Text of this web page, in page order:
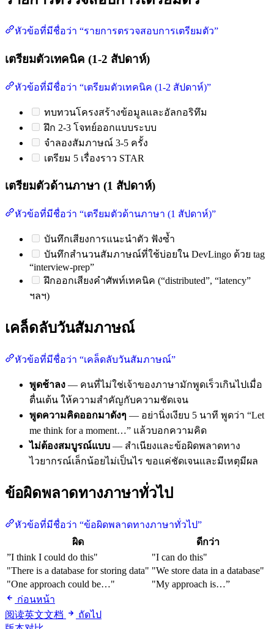
หัวข้อที่มีชื่อว่า “รายการตรวจสอบการเตรียมตัว”
เตรียมตัวเทคนิค (1-2 สัปดาห์)
หัวข้อที่มีชื่อว่า “เตรียมตัวเทคนิค (1-2 สัปดาห์)”
ทบทวนโครงสร้างข้อมูลและอัลกอริทึม
ฝึก 2-3 โจทย์ออกแบบระบบ
จำลองสัมภาษณ์ 3-5 ครั้ง
เตรียม 5 เรื่องราว STAR
เตรียมตัวด้านภาษา (1 สัปดาห์)
หัวข้อที่มีชื่อว่า “เตรียมตัวด้านภาษา (1 สัปดาห์)”
บันทึกเสียงการแนะนำตัว ฟังซ้ำ
บันทึกสำนวนสัมภาษณ์ที่ใช้บ่อยใน DevLingo ด้วย tag
“interview-prep”
ฝึกออกเสียงคำศัพท์เทคนิค (“distributed”, “latency”
ฯลฯ)
เคล็ดลับวันสัมภาษณ์
หัวข้อที่มีชื่อว่า “เคล็ดลับวันสัมภาษณ์”
พูดช้าลง — คนที่ไม่ใช่เจ้าของภาษามักพูดเร็วเกินไปเมื่อ
ตื่นเต้น ให้ความสำคัญกับความชัดเจน
พูดความคิดออกมาดังๆ — อย่านิ่งเงียบ 5 นาที พูดว่า “Let
me think for a moment…” แล้วบอกความคิด
ไม่ต้องสมบูรณ์แบบ — สำเนียงและข้อผิดพลาดทาง
ไวยากรณ์เล็กน้อยไม่เป็นไร ขอแค่ชัดเจนและมีเหตุมีผล
ข้อผิดพลาดทางภาษาทั่วไป
หัวข้อที่มีชื่อว่า “ข้อผิดพลาดทางภาษาทั่วไป”
ผิด
ดีกว่า
”I think I could do this"
"I can do this"
"There is a database for storing data" "We store data in a database"
"One approach could be…"
"My approach is…”
ก่อนหน้า
阅读英文文档
ถัดไป